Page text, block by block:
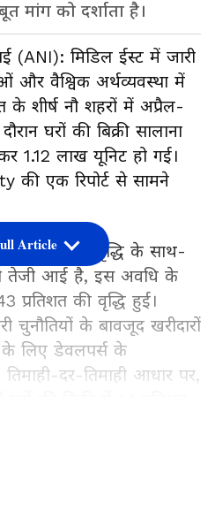
मांग को दर्शाता है।
(ANI): मिडिल ईस्ट में जारी
और वैश्विक अर्थव्यवस्था में
के शीर्ष नौ शहरों में अप्रैल-
घरों की बिक्री सालाना
1.12 लाख यूनिट हो गई।
की एक रिपोर्ट से सामने
की मांग में वृद्धि के साथ-
तेजी आई है, इस अवधि के
प्रतिशत की वृद्धि हुई।
चुनौतियों के बावजूद खरीदारों
के लिए डेवलपर्स के
तिमाही-दर-तिमाही आधार पर,
Article